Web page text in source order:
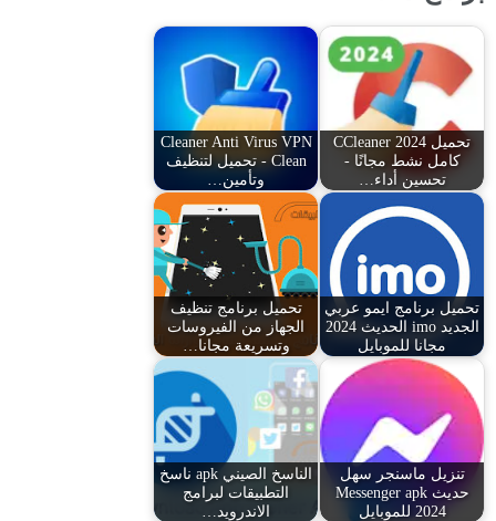
تحميل CCleaner 2024
كامل نشط مجانًا -
تحسين أداء…
Cleaner Anti Virus VPN
Clean - تحميل لتنظيف
وتأمين…
تحميل برنامج ايمو عربي
الجديد imo الحديث 2024
مجانا للموبايل
تحميل برنامج تنظيف
الجهاز من الفيروسات
وتسريعة مجانا…
تنزيل ماسنجر سهل
حديث Messenger apk
2024 للموبايل
الناسخ الصيني apk ناسخ
التطبيقات لبرامج
الاندرويد…